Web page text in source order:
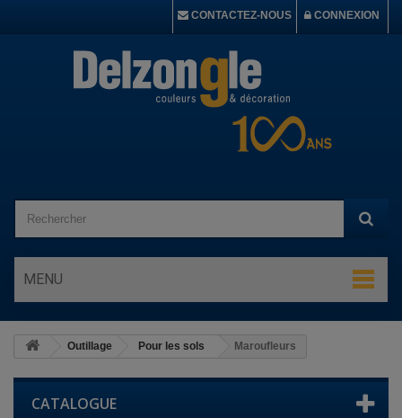
CONNEXION
CONTACTEZ-NOUS
MENU
Outillage Pour les sols Maroufleurs
CATALOGUE